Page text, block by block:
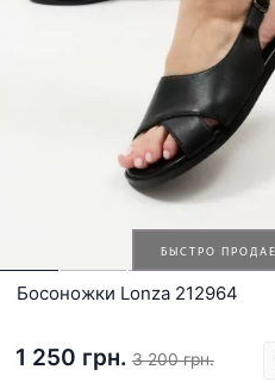
БЫСТРО
Босоножки Lonza 212964
1 250 грн. 3 200 грн.